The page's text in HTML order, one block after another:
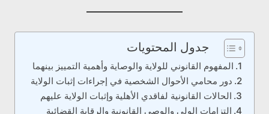
جدول المحتويات
المفهوم القانوني للولاية والوصاية وأهمية التمييز بينهما
دور محامي الأحوال الشخصية في إجراءات إثبات الولاية
الحالات القانونية لفاقدي الأهلية وإثبات الولاية عليهم
التزامات الولي والوصي القانونية والرقابة القضائية